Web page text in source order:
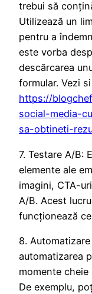
trebui să
Utilizează un
pentru a
este vorba
descărcarea
formular. Vezi
https://
social-media-
sa-obtineti-
7. Testare A/B:
elemente ale
imagini, CTA-
A/B. Acest
funcționează
8.
automatizarea
momente
De exemplu,